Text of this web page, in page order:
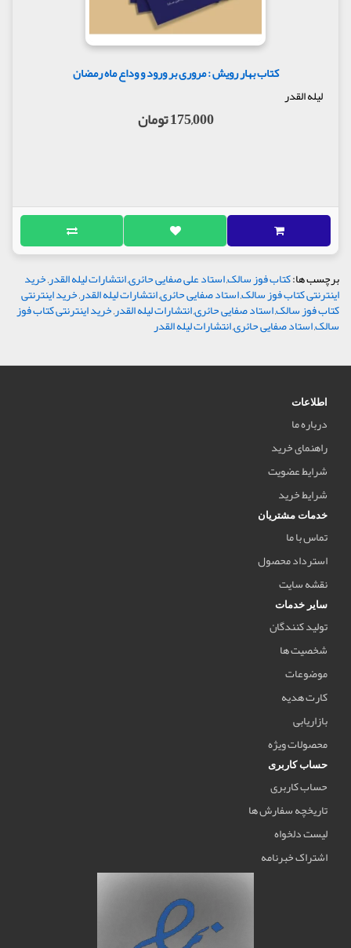
کتاب بهار رویش : مروری بر ورود و وداع ماه رمضان
لیله القدر
175,000 تومان
برچسب ها:کتاب فوز سالک,استاد علی صفایی حائری,انتشارات لیله القدر,خرید
اینترنتی کتاب فوز سالک,استاد صفایی حائری,انتشارات لیله القدر,خرید اینترنتی
کتاب فوز سالک,استاد صفایی حائری,انتشارات لیله القدر,خرید اینترنتی کتاب فوز
سالک,استاد صفایی حائری,انتشارات لیله القدر
اطلاعات
درباره ما
راهنمای خرید
شرایط عضویت
شرایط خرید
خدمات مشتریان
تماس با ما
استرداد محصول
نقشه سایت
سایر خدمات
تولید کنندگان
شخصیت ها
موضوعات
کارت هدیه
بازاریابی
محصولات ویژه
حساب کاربری
حساب کاربری
تاریخچه سفارش ها
لیست دلخواه
اشتراک خبرنامه